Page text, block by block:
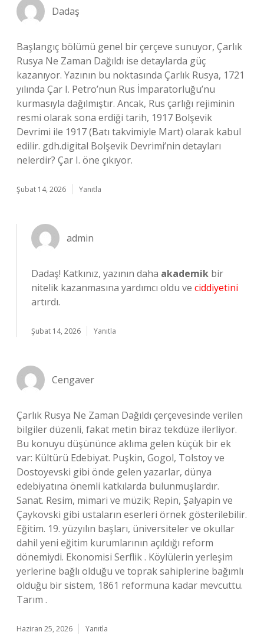
Dadaş
Başlangıç bölümü genel bir çerçeve sunuyor, Çarlık
Rusya Ne Zaman Dağıldı ise detaylarda güç
kazanıyor. Yazının bu noktasında Çarlık Rusya, 1721
yılında Çar I. Petro’nun Rus İmparatorluğu’nu
kurmasıyla dağılmıştır. Ancak, Rus çarlığı rejiminin
resmi olarak sona erdiği tarih, 1917 Bolşevik
Devrimi ile 1917 (Batı takvimiyle Mart) olarak kabul
edilir. gdh.digital Bolşevik Devrimi’nin detayları
nelerdir? Çar I. öne çıkıyor.
Şubat 14, 2026 Yanıtla
admin
Dadaş! Katkınız, yazının daha akademik bir
nitelik kazanmasına yardımcı oldu ve ciddiyetini
artırdı.
Şubat 14, 2026 Yanıtla
Cengaver
Çarlık Rusya Ne Zaman Dağıldı çerçevesinde verilen
bilgiler düzenli, fakat metin biraz tekdüze ilerliyor.
Bu konuyu düşününce aklıma gelen küçük bir ek
var: Kültürü Edebiyat. Puşkin, Gogol, Tolstoy ve
Dostoyevski gibi önde gelen yazarlar, dünya
edebiyatına önemli katkılarda bulunmuşlardır.
Sanat. Resim, mimari ve müzik; Repin, Şalyapin ve
Çaykovski gibi ustaların eserleri örnek gösterilebilir.
Eğitim. 19. yüzyılın başları, üniversiteler ve okullar
dahil yeni eğitim kurumlarının açıldığı reform
dönemiydi. Ekonomisi Serflik . Köylülerin yerleşim
yerlerine bağlı olduğu ve toprak sahiplerine bağımlı
olduğu bir sistem, 1861 reformuna kadar mevcuttu.
Tarım .
Haziran 25, 2026 Yanıtla